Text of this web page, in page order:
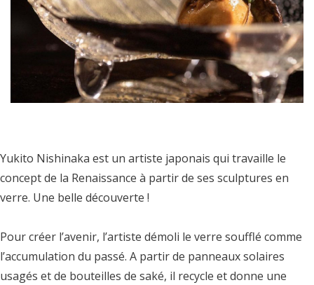
Yukito Nishinaka est un artiste japonais qui travaille le
concept de la Renaissance à partir de ses sculptures en
verre. Une belle découverte !
Pour créer l’avenir, l’artiste démoli le verre soufflé comme
l’accumulation du passé. A partir de panneaux solaires
usagés et de bouteilles de saké, il recycle et donne une